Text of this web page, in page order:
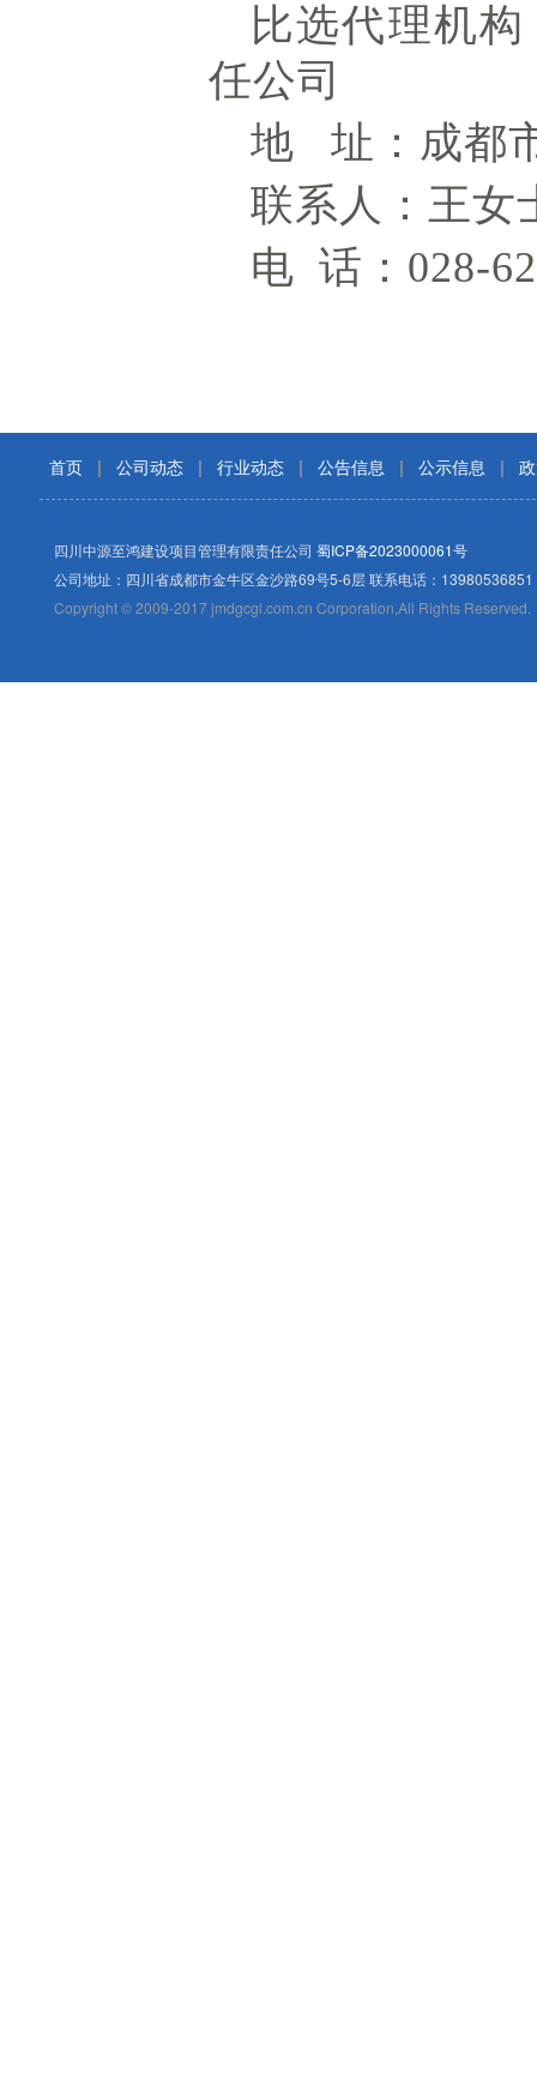
比选代理机
任公司
地
址：成都
联系人：王女
电 话： 028-
首页 | 公司动态 | 行业动态 | 公告信息 | 公示信息 |
四川中源至鸿建设项目管理有限责任公司 蜀ICP备2023000061号
公司地址：四川省成都市金牛区金沙路69号5-6层 联系电话：13980536851
Copyright © 2009-2017 jmdgcgl.com.cn Corporation,All Rights Reserved.